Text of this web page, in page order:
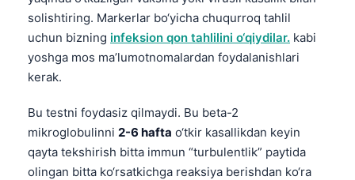
solishtiring. Markerlar bo‘yicha chuqurroq tahlil
uchun bizning infeksion qon tahlilini o‘qiydilar. kabi
yoshga mos ma’lumotnomalardan foydalanishlari
kerak.
Bu testni foydasiz qilmaydi. Bu beta-2
mikroglobulinni 2-6 hafta o‘tkir kasallikdan keyin
qayta tekshirish bitta immun “turbulentlik” paytida
olingan bitta ko‘rsatkichga reaksiya berishdan ko‘ra